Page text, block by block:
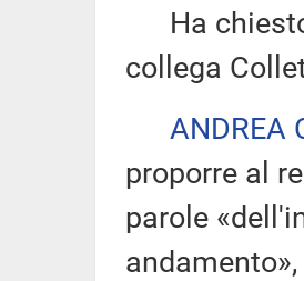
Ha chiesto
collega
ANDREA
proporre al
parole